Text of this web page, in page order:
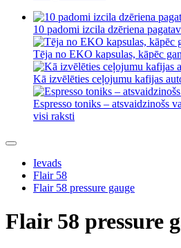
10 padomi izcila dzēriena
Tēja no EKO kapsulas, kāpēc
Kā izvēlēties ceļojumu kafijas
Espresso toniks – atsvaidzinošs
visi raksti
Ievads
Flair 58
Flair 58 pressure gauge
Flair 58 pressure